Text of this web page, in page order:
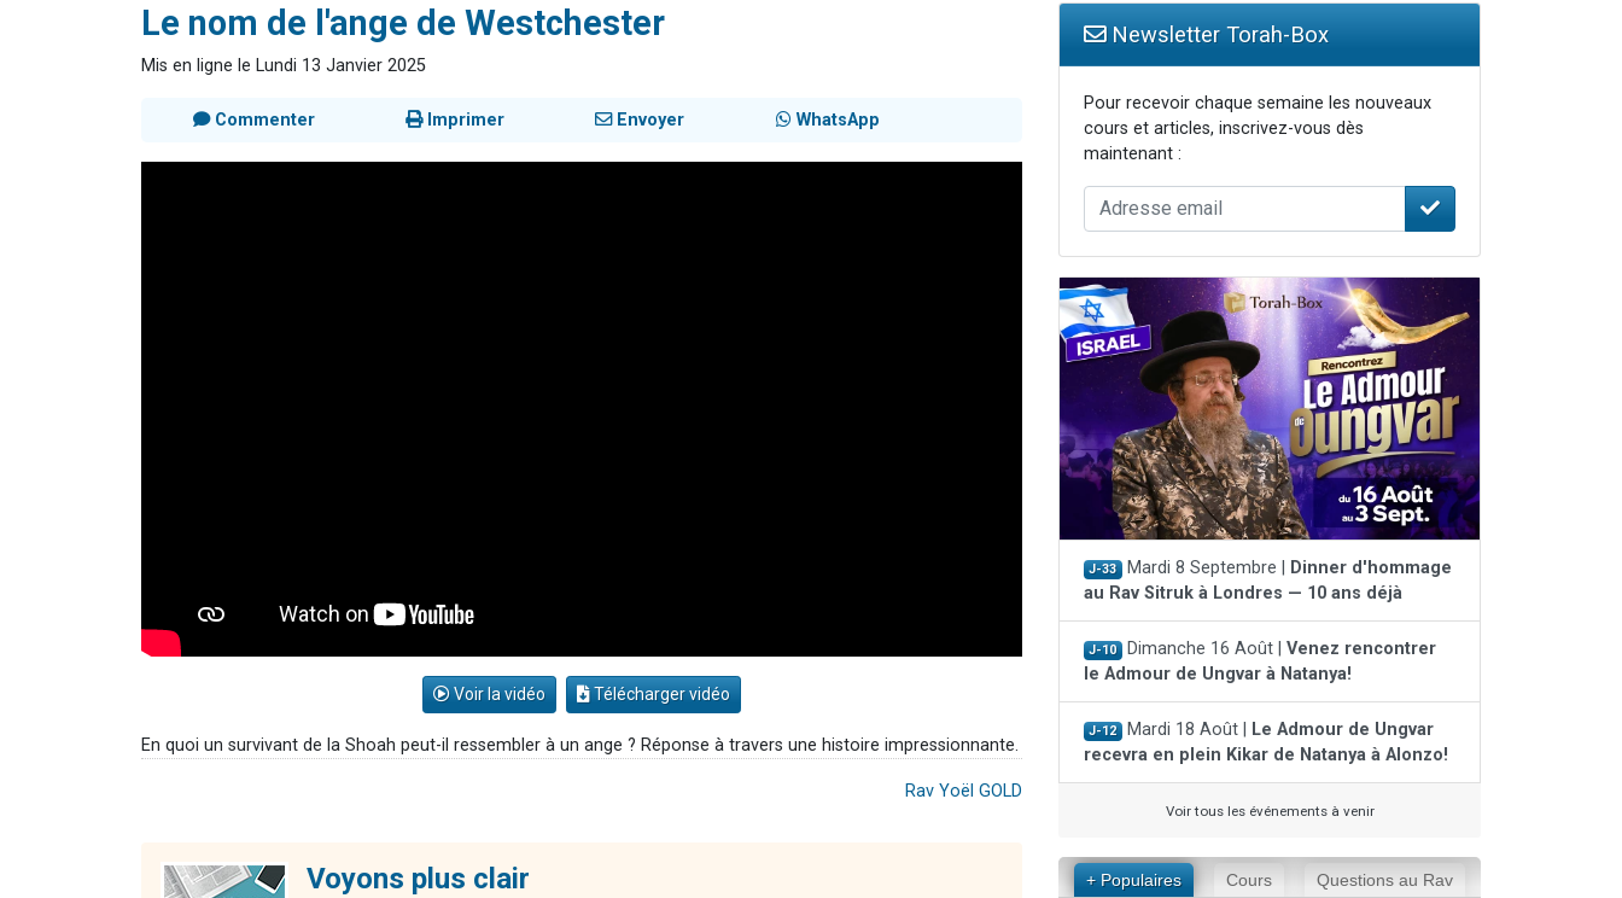
Le nom de l'ange de Westchester
Mis en ligne le Lundi 13 Janvier 2025
Commenter Imprimer Envoyer WhatsApp
Voir la vidéo Télécharger vidéo
En quoi un survivant de la Shoah peut-il ressembler à un ange ? Réponse à travers une histoire impressionnante.
Rav Yoël GOLD
Voyons plus clair
Newsletter Torah-Box
Pour recevoir chaque semaine les nouveaux
cours et articles, inscrivez-vous dès
maintenant :
J-33 Mardi 8 Septembre |
Dinner d'hommage
au Rav Sitruk à Londres — 10 ans déjà
J-10 Dimanche 16 Août | Venez rencontrer
le Admour de Ungvar à Natanya!
J-12 Mardi 18 Août |
Le Admour de Ungvar
recevra en plein Kikar de Natanya à Alonzo!
Voir tous les événements à venir
+ Populaires Cours Questions au Rav